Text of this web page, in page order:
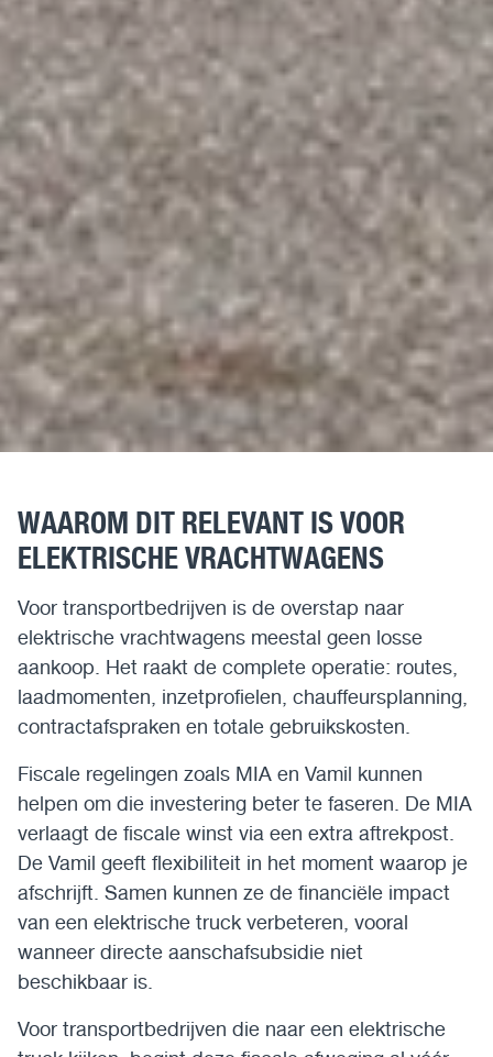
WAAROM DIT RELEVANT IS VOOR
ELEKTRISCHE VRACHTWAGENS
Voor transportbedrijven is de overstap naar
elektrische vrachtwagens meestal geen losse
aankoop. Het raakt de complete operatie: routes,
laadmomenten, inzetprofielen, chauffeursplanning,
contractafspraken en totale gebruikskosten.
Fiscale regelingen zoals MIA en Vamil kunnen
helpen om die investering beter te faseren. De MIA
verlaagt de fiscale winst via een extra aftrekpost.
De Vamil geeft flexibiliteit in het moment waarop je
afschrijft. Samen kunnen ze de financiële impact
van een elektrische truck verbeteren, vooral
wanneer directe aanschafsubsidie niet
beschikbaar is.
Voor transportbedrijven die naar een elektrische